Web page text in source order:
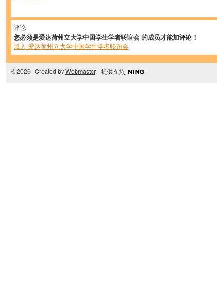
评论
您必须是爱达荷州立大学中国学生学者联谊会 的成员才能加评论！
加入 爱达荷州立大学中国学生学者联谊会
© 2026 Created byWebmaster. 提供支持